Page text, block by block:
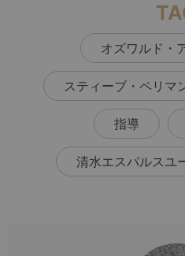
オズワルド・
スティーブ・ペリマ
指導
清水エスパルスユ